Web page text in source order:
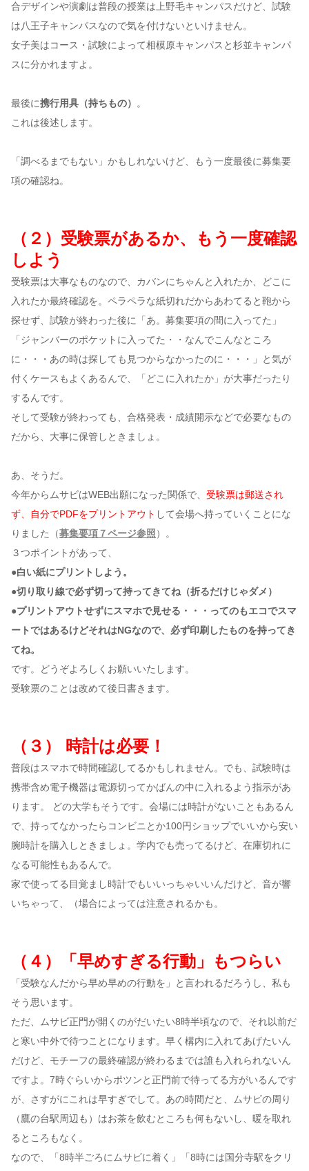
合デザインや演劇は普段の授業は上野毛キャンパスだけど、試験
は八王子キャンパスなので気を付けないといけません。
女子美はコース・試験によって相模原キャンパスと杉並キャンパ
スに分かれますよ。
最後に携行用具（持ちもの） 。
これは後述します。
「調べるまでもない」かもしれないけど、もう一度最後に募集要
項の確認ね。
（２）受験票があるか、もう一度確認
しよう
受験票は大事なものなので、カバンにちゃんと入れたか、どこに
入れたか最終確認を。ペラペラな紙切れだからあわてると鞄から
探せず、試験が終わった後に「あ。募集要項の間に入ってた」
「ジャンバーのポケットに入ってた・・なんでこんなところ
に・・・あの時は探しても見つからなかったのに・・・」と気が
付くケースもよくあるんで、「どこに入れたか」が大事だったり
するんです。
そして受験が終わっても、合格発表・成績開示などで必要なもの
だから、大事に保管しときましょ。
あ、そうだ。
今年からムサビはWEB出願になった関係で、 受験票は郵送され
ず、自分でPDFをプリントアウト して会場へ持っていくことにな
りました（募集要項７ページ参照）。
３つポイントがあって、
●白い紙にプリントしよう。
●切り取り線で必ず切って持ってきてね（折るだけじゃダメ）
●プリントアウトせずにスマホで見せる・・・ってのもエコでスマ
ートではあるけどそれはNGなので、必ず印刷したものを持ってき
てね。
です。どうぞよろしくお願いいたします。
受験票のことは改めて後日書きます。
（３） 時計は必要！
普段はスマホで時間確認してるかもしれません。でも、試験時は
携帯含め電子機器は電源切ってかばんの中に入れるよう指示があ
ります。 どの大学もそうです。会場には時計がないこともあるん
で、持ってなかったらコンビニとか100円ショップでいいから安い
腕時計を購入しときましょ。学内でも売ってるけど、在庫切れに
なる可能性もあるんで。
家で使ってる目覚まし時計でもいいっちゃいいんだけど、音が響
いちゃって、（場合によっては注意されるかも。
（４）「早めすぎる行動」もつらい
「受験なんだから早め早めの行動を」と言われるだろうし、私も
そう思います。
ただ、ムサビ正門が開くのがだいたい8時半頃なので、それ以前だ
と寒い中外で待つことになります。早く構内に入れてあげたいん
だけど、モチーフの最終確認が終わるまでは誰も入れられないん
ですよ。7時ぐらいからポツンと正門前で待ってる方がいるんです
が、さすがにこれは早すぎでして。あの時間だと、ムサビの周り
（鷹の台駅周辺も）はお茶を飲むところも何もないし、暖を取れ
るところもなく。
なので、「8時半ごろにムサビに着く」「8時には国分寺駅をクリ